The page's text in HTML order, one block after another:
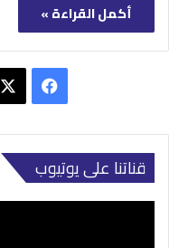
أكمل القراءة »
فيسبوك
قناتنا على يوتيوب